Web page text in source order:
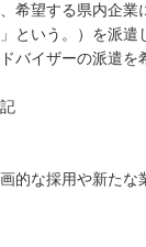
希望する県内企業
という。）を派遣
イザーの派遣を
な採用や新たな